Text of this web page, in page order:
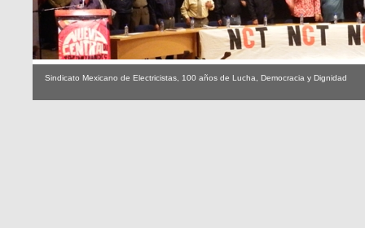
Sindicato Mexicano de Electricistas, 100 años de Lucha, Democracia y Dignidad